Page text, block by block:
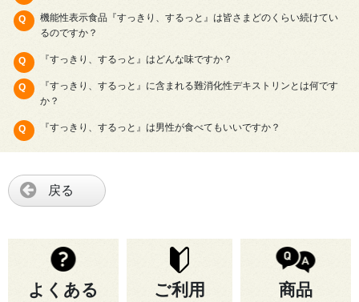
機能性表示食品『すっきり、するっと』は皆さまどのくらい続けてい
るのですか？
『すっきり、するっと』はどんな味ですか？
『すっきり、するっと』に含まれる難消化性デキストリンとは何です
か？
『すっきり、するっと』は男性が食べてもいいですか？
戻る
よくある
ご利用
商品